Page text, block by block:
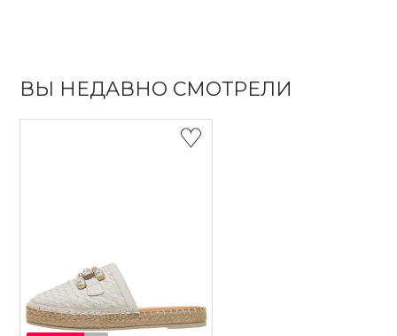
ВЫ НЕДАВНО СМОТРЕЛИ